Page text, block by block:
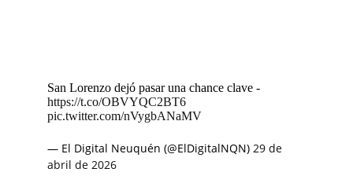
San Lorenzo dejó pasar una chance clave -
https://t.co/OBVYQC2BT6
pic.twitter.com/nVygbANaMV
— El Digital Neuquén (@ElDigitalNQN) 29 de
abril de 2026